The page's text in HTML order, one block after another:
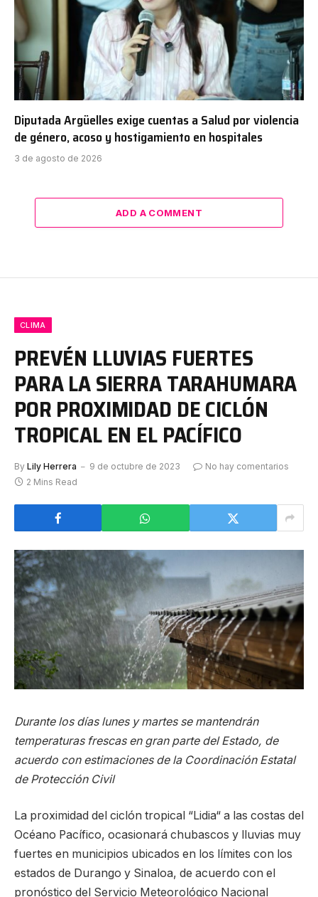
Diputada Argüelles exige cuentas a Salud por violencia
de género, acoso y hostigamiento en hospitales
3 de agosto de 2026
ADD A COMMENT
CLIMA
PREVÉN LLUVIAS FUERTES
PARA LA SIERRA TARAHUMARA
POR PROXIMIDAD DE CICLÓN
TROPICAL EN EL PACÍFICO
By Lily Herrera 9 de octubre de 2023
No hay comentarios
2 Mins Read
Durante los días lunes y martes se mantendrán
temperaturas frescas en gran parte del Estado, de
acuerdo con estimaciones de la Coordinación Estatal
de Protección Civil
La proximidad del ciclón tropical “Lidia“ a las costas del
Océano Pacífico, ocasionará chubascos y lluvias muy
fuertes en municipios ubicados en los límites con los
estados de Durango y Sinaloa, de acuerdo con el
pronóstico del Servicio Meteorológico Nacional